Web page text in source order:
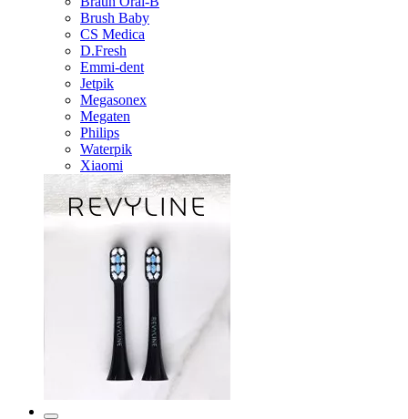
Brush Baby
CS Medica
D.Fresh
Emmi-dent
Jetpik
Megasonex
Megaten
Philips
Waterpik
Xiaomi